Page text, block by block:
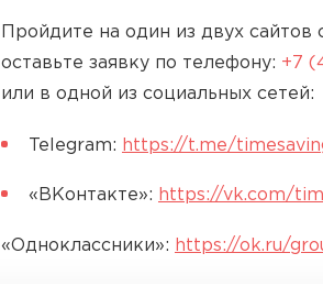
Пройдите на один из двух сайтов
оставьте заявку по телефону: +7
или в одной из социальных сетей:
Telegram: https://t.me/
«ВКонтакте»: https://vk.com/
«Одноклассники»: https://ok.ru/